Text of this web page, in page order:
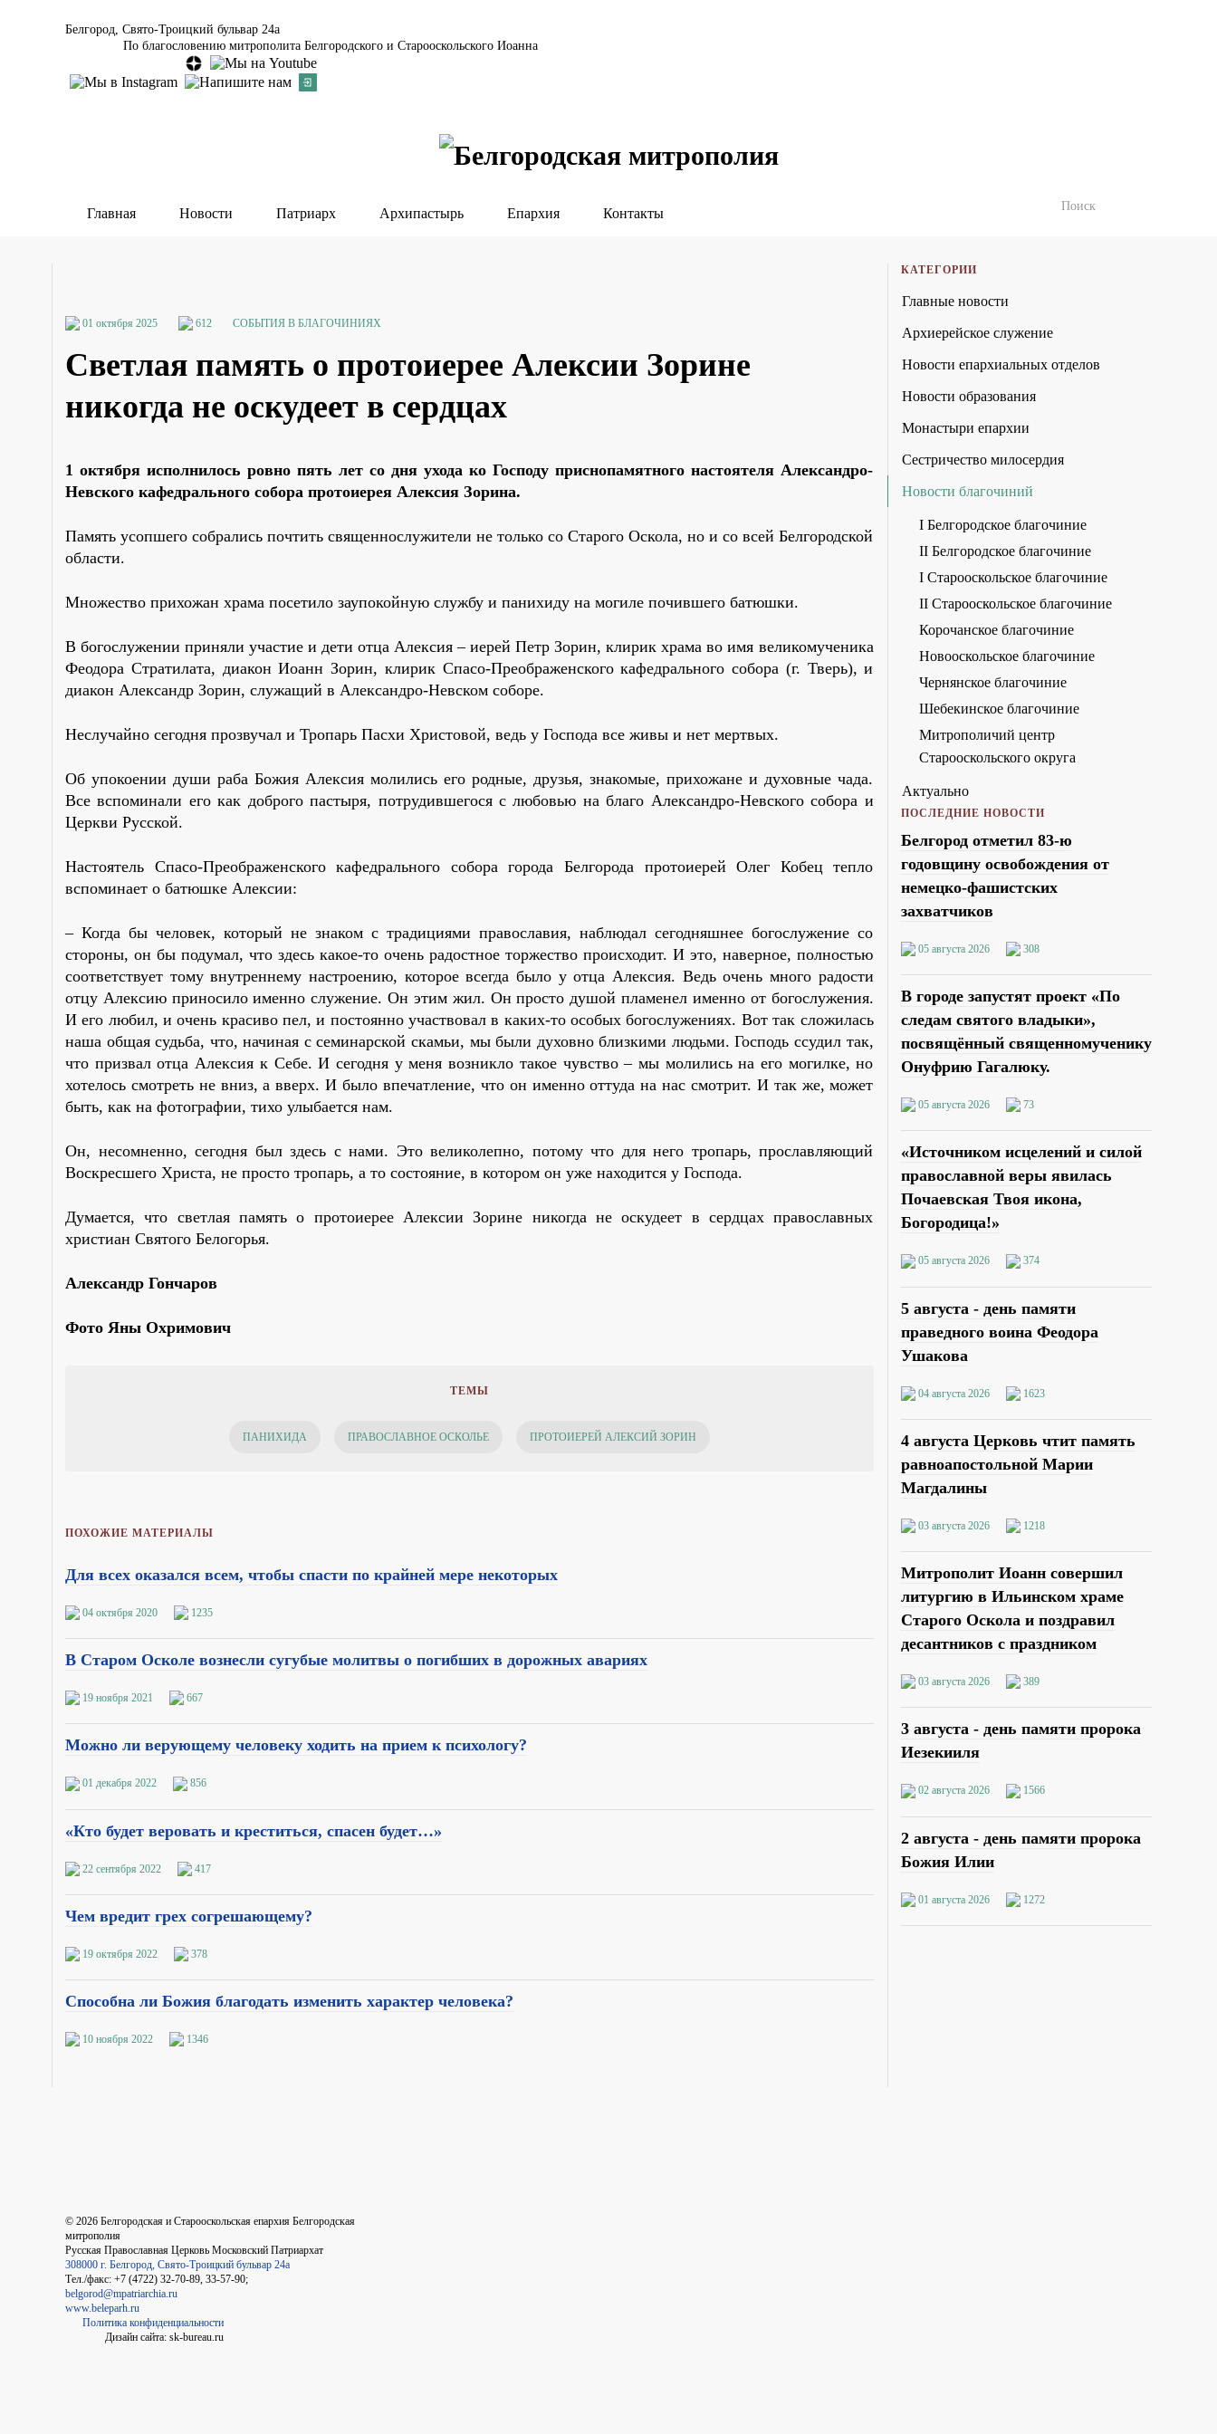
Белгород, Свято-Троицкий бульвар 24а
По благословению митрополита Белгородского и Старооскольского Иоанна
Главная Новости Патриарх Архипастырь Епархия Контакты
01 октября 2025 612 СОБЫТИЯ В БЛАГОЧИНИЯХ
Светлая память о протоиерее Алексии Зорине
никогда не оскудеет в сердцах
1 октября исполнилось ровно пять лет со дня ухода ко Господу приснопамятного настоятеля Александро-
Невского кафедрального собора протоиерея Алексия Зорина.
Память усопшего собрались почтить священнослужители не только со Старого Оскола, но и со всей Белгородской
области.
Множество прихожан храма посетило заупокойную службу и панихиду на могиле почившего батюшки.
В богослужении приняли участие и дети отца Алексия – иерей Петр Зорин, клирик храма во имя великомученика
Феодора Стратилата, диакон Иоанн Зорин, клирик Спасо-Преображенского кафедрального собора (г. Тверь), и
диакон Александр Зорин, служащий в Александро-Невском соборе.
Неслучайно сегодня прозвучал и Тропарь Пасхи Христовой, ведь у Господа все живы и нет мертвых.
Об упокоении души раба Божия Алексия молились его родные, друзья, знакомые, прихожане и духовные чада.
Все вспоминали его как доброго пастыря, потрудившегося с любовью на благо Александро-Невского собора и
Церкви Русской.
Настоятель Спасо-Преображенского кафедрального собора города Белгорода протоиерей Олег Кобец тепло
вспоминает о батюшке Алексии:
– Когда бы человек, который не знаком с традициями православия, наблюдал сегодняшнее богослужение со
стороны, он бы подумал, что здесь какое-то очень радостное торжество происходит. И это, наверное, полностью
соответствует тому внутреннему настроению, которое всегда было у отца Алексия. Ведь очень много радости
отцу Алексию приносило именно служение. Он этим жил. Он просто душой пламенел именно от богослужения.
И его любил, и очень красиво пел, и постоянно участвовал в каких-то особых богослужениях. Вот так сложилась
наша общая судьба, что, начиная с семинарской скамьи, мы были духовно близкими людьми. Господь ссудил так,
что призвал отца Алексия к Себе. И сегодня у меня возникло такое чувство – мы молились на его могилке, но
хотелось смотреть не вниз, а вверх. И было впечатление, что он именно оттуда на нас смотрит. И так же, может
быть, как на фотографии, тихо улыбается нам.
Он, несомненно, сегодня был здесь с нами. Это великолепно, потому что для него тропарь, прославляющий
Воскресшего Христа, не просто тропарь, а то состояние, в котором он уже находится у Господа.
Думается, что светлая память о протоиерее Алексии Зорине никогда не оскудеет в сердцах православных
христиан Святого Белогорья.
Александр Гончаров
Фото Яны Охримович
ТЕМЫ
ПАНИХИДА ПРАВОСЛАВНОЕ ОСКОЛЬЕ ПРОТОИЕРЕЙ АЛЕКСИЙ ЗОРИН
ПОХОЖИЕ МАТЕРИАЛЫ
Для всех оказался всем, чтобы спасти по крайней мере некоторых
04 октября 2020 1235
В Старом Осколе вознесли сугубые молитвы о погибших в дорожных авариях
19 ноября 2021 667
Можно ли верующему человеку ходить на прием к психологу?
01 декабря 2022 856
«Кто будет веровать и креститься, спасен будет…»
22 сентября 2022 417
Чем вредит грех согрешающему?
19 октября 2022 378
Способна ли Божия благодать изменить характер человека?
10 ноября 2022 1346
КАТЕГОРИИ
Главные новости
Архиерейское служение
Новости епархиальных отделов
Новости образования
Монастыри епархии
Сестричество милосердия
Новости благочиний
I Белгородское благочиние
II Белгородское благочиние
I Старооскольское благочиние
II Старооскольское благочиние
Корочанское благочиние
Новооскольское благочиние
Чернянское благочиние
Шебекинское благочиние
Митрополичий центр
Старооскольского округа
Актуально
ПОСЛЕДНИЕ НОВОСТИ
Белгород отметил 83-ю
годовщину освобождения от
немецко-фашистских
захватчиков
05 августа 2026 308
В городе запустят проект «По
следам святого владыки»,
посвящённый священномученику
Онуфрию Гагалюку.
05 августа 2026 73
«Источником исцелений и силой
православной веры явилась
Почаевская Твоя икона,
Богородица!»
05 августа 2026 374
5 августа - день памяти
праведного воина Феодора
Ушакова
04 августа 2026 1623
4 августа Церковь чтит память
равноапостольной Марии
Магдалины
03 августа 2026 1218
Митрополит Иоанн совершил
литургию в Ильинском храме
Старого Оскола и поздравил
десантников с праздником
03 августа 2026 389
3 августа - день памяти пророка
Иезекииля
02 августа 2026 1566
2 августа - день памяти пророка
Божия Илии
01 августа 2026 1272
© 2026 Белгородская и Старооскольская епархия Белгородская
митрополия
Русская Православная Церковь Московский Патриархат
308000 г. Белгород, Свято-Троицкий бульвар 24а
Тел./факс: +7 (4722) 32-70-89, 33-57-90;
belgorod@mpatriarchia.ru
www.beleparh.ru
Политика конфиденциальности
Дизайн сайта: sk-bureau.ru